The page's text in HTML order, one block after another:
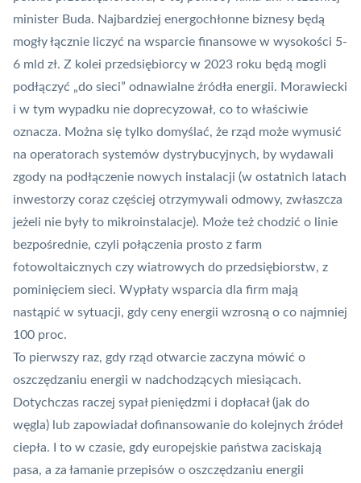
minister Buda. Najbardziej energochłonne biznesy będą
mogły łącznie liczyć na wsparcie finansowe w wysokości 5-
6 mld zł. Z kolei przedsiębiorcy w 2023 roku będą mogli
podłączyć „do sieci” odnawialne źródła energii. Morawiecki
i w tym wypadku nie doprecyzował, co to właściwie
oznacza. Można się tylko domyślać, że rząd może wymusić
na operatorach systemów dystrybucyjnych, by wydawali
zgody na podłączenie nowych instalacji (w ostatnich latach
inwestorzy coraz częściej otrzymywali odmowy, zwłaszcza
jeżeli nie były to mikroinstalacje). Może też chodzić o linie
bezpośrednie, czyli połączenia prosto z farm
fotowoltaicznych czy wiatrowych do przedsiębiorstw, z
pominięciem sieci. Wypłaty wsparcia dla firm mają
nastąpić w sytuacji, gdy ceny energii wzrosną o co najmniej
100 proc.
To pierwszy raz, gdy rząd otwarcie zaczyna mówić o
oszczędzaniu energii w nadchodzących miesiącach.
Dotychczas raczej sypał pieniędzmi i dopłacał (jak do
węgla) lub zapowiadał dofinansowanie do kolejnych źródeł
ciepła. I to w czasie, gdy europejskie państwa zaciskają
pasa, a za łamanie przepisów o oszczędzaniu energii